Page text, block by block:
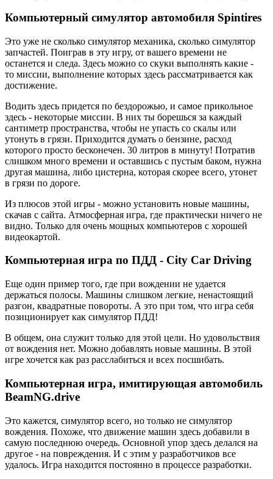
Компьютерный симулятор автомобиля Spintires
Это уже не сколько симулятор механика, сколько симулятор
запчастей. Поиграв в эту игру, от вашего времени не
останется и следа. Здесь можно со скуки выполнять какие -
то миссии, выполнение которых здесь рассматривается как
достижение.
Водить здесь придется по бездорожью, и самое прикольное
здесь - некоторые миссии. В них ты борешься за каждый
сантиметр пространства, чтобы не упасть со скалы или
утонуть в грязи. Приходится думать о бензине, расход
которого просто бесконечен. 30 литров в минуту! Потратив
слишком много времени и оставшись с пустым баком, нужна
другая машина, либо цистерна, которая скорее всего, утонет
в грязи по дороге.
Из плюсов этой игры - можно установить новые машины,
скачав с сайта. Атмосферная игра, где практически ничего не
видно. Только для очень мощных компьютеров с хорошей
видеокартой.
Компьютерная игра по ПДД - City Car Driving
Еще один пример того, где при вождении не удается
держаться полосы. Машины слишком легкие, ненастоящий
разгон, квадратные повороты. А это при том, что игра себя
позиционирует как симулятор ПДД!
В общем, она служит только для этой цели. Но удовольствия
от вождения нет. Можно добавлять новые машины. В этой
игре хочется как раз расслабиться и всех посшибать.
Компьютерная игра, имитирующая автомобиль
BeamNG.drive
Это кажется, симулятор всего, но только не симулятор
вождения. Похоже, что движение машин здесь добавили в
самую последнюю очередь. Основной упор здесь делался на
другое - на повреждения. И с этим у разработчиков все
удалось. Игра находится постоянно в процессе разработки.